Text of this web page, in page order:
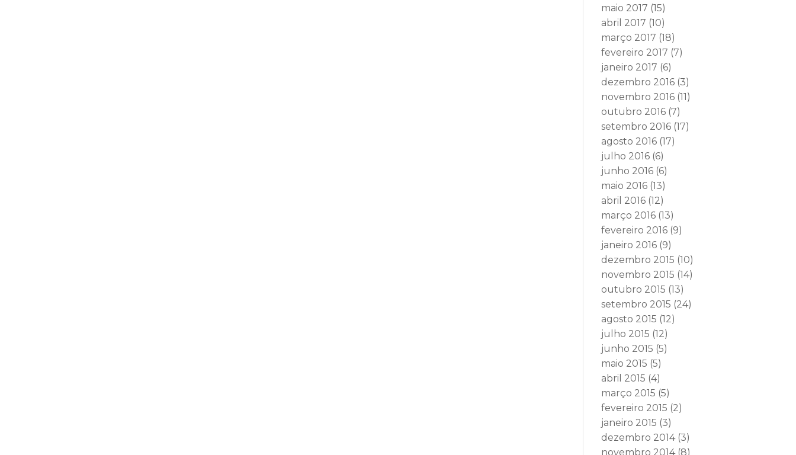
maio 2017 (15)
abril 2017 (10)
março 2017 (18)
fevereiro 2017 (7)
janeiro 2017 (6)
dezembro 2016 (3)
novembro 2016 (11)
outubro 2016 (7)
setembro 2016 (17)
agosto 2016 (17)
julho 2016 (6)
junho 2016 (6)
maio 2016 (13)
abril 2016 (12)
março 2016 (13)
fevereiro 2016 (9)
janeiro 2016 (9)
dezembro 2015 (10)
novembro 2015 (14)
outubro 2015 (13)
setembro 2015 (24)
agosto 2015 (12)
julho 2015 (12)
junho 2015 (5)
maio 2015 (5)
abril 2015 (4)
março 2015 (5)
fevereiro 2015 (2)
janeiro 2015 (3)
dezembro 2014(3)
novembro 2014(8)